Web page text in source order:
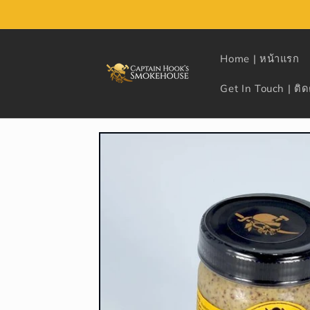
Home | หน้าแรก
Get In Touch | ติด
Skip to